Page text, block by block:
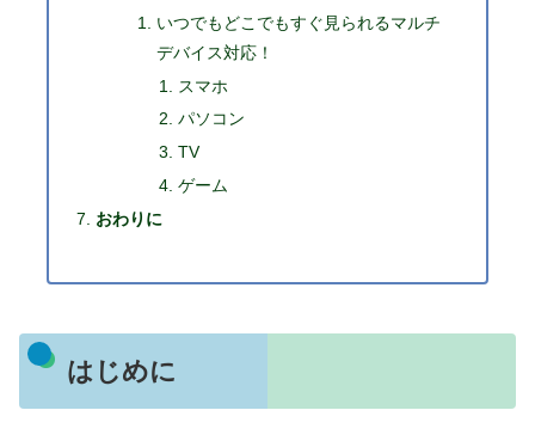
いつでもどこでもすぐ見られるマルチ
デバイス対応！
スマホ
パソコン
TV
ゲーム
おわりに
はじめに